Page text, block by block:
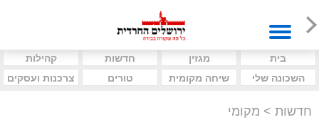
בית מגזין חדשות
קהילות
השכונה שלי
שיחה מקומית טורים צרכנות ועסקים
חדשות > מקומי